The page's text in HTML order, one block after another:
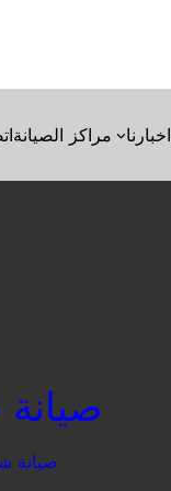
مراكز الصيانة اخبارنا
صيانة